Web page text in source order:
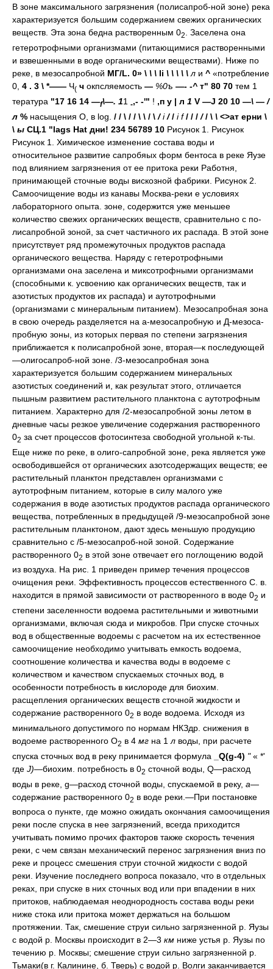
В зоне максимального загрязнения (полисапроб-ной зоне) река
характеризуется большим содержанием свежих органических
веществ. Эта зона бедна растворенным 02. Заселена она
гетеротрофными организмами (питающимися растворенными
и взвешенными в воде органическими веществами). Ниже по
реке, в мезосапробной МГ/L. 0» \ \ \ li \ \ \ \ \ л и ^ «потребление
0, 4 . 3 \ *—— Ч( ч окпсляемость — %0ъ —- -^ т" 80 70 тем 1
тература "17 16 14 —f\—. 11 -,- -'" ! ,п у | л 1 V —J 20 10 —\ — /
л % насыщения О, в log. / / \ / / \ \ / \ / i// i f / / / / / \ \ <>ат ерни \
\ ы СЦ.1 "lags Hat дни! 234 56789 10 Рисунок 1. Рисунок
Рисунок 1. Химическое изменение состава воды и
относительное развитие сапробяых форм бентоса в реке Яузе
под влиянием загрязнения от ее притока реки Работня,
принимающей сточные воды вискозной фабрики. Рисунок 2.
Самоочищение воды из канавы Москва-реки е условиях
лабораторного опыта. зоне, содержится уже меньшее
количество свежих органических веществ, сравнительно с по-
лисапробной зоной, за счет частичного их распада. В этой зоне
присутствует ряд промежуточных продуктов распада
органического вещества. Наряду с гетеротрофными
организмами она заселена и миксотрофными организмами
(способными к. усвоению как органических веществ, так и
азотистых продуктов их распада) и аутотрофными
(организмами с минеральным питанием). Мезосапробная зона
в свою очередь разделяется на а-мезосапробную и Д-мезоса-
пробную зоны, из которых первая по степени загрязнения
приближается к полисапробной зоне, вторая—к последующей
—олигосапроб-ной зоне. /3-мезосапробная зона
характеризуется большим содержанием минеральных
азотистых соединений и, как результат этого, отличается
пышным развитием растительного планктона с аутотрофным
питанием. Характерно для /2-мезосапробной зоны летом в
дневные часы резкое увеличение содержания растворенного
02 за счет процессов фотосинтеза свободной угольной к-ты.
Еще ниже по реке, в олиго-сапробной зоне, река является уже
освободившейся от органических азотсодержащих веществ; ее
растительный планктон представлен организмами с
аутотрофным питанием, которые в силу малого уже
содержания в воде азотистых продуктов распада органического
вещества, потребленных в предыдущей /9-мезосапробной зоне
растительным планктоном, дают здесь меньшую продукцию
сравнительно с /5-мезосапроб-ной зоной. Содержание
растворенного 02 в этой зоне отвечает его поглощению водой
из воздуха. На рис. 1 приведен пример течения процессов
очищения реки. Эффективность процессов естественного С. в.
находится в прямой зависимости от растворенного в воде 02 и
степени заселенности водоема растительными и животными
организмами, включая сюда и микробов. При спуске сточных
вод в общественные водоемы с расчетом на их естественное
самоочищение необходимо учитывать емкость водоема,
соотношение количества и качества воды в водоеме с
количеством и качеством спускаемых сточных вод, в
особенности потребность в кислороде для биохим.
расщепления органических веществ сточной жидкости и
содержание растворенного 02 в воде водоема. Исходя из
минимального допустимого по нормам НКЗдр. снижения в
водоеме растворенного О2 в 4 мг на 1 л воды, при расчете
спуска сточных вод в реку принимается формула
_Q(g-4) "« *'
где J)—биохим. потребность в 02 сточной воды, Q—расход
воды в реке, g—расход сточной воды, спускаемой в реку, а—
содержание растворенного 02 в воде реки.—При постановке
вопроса о пункте, где можно ожидать окончания самоочищения
реки после спуска в нее загрязнений, всегда приходится
учитывать помимо прочих факторов также скорость течения
реки, с чем связан механический перенос загрязнения вниз по
реке и процесс смешения струи сточной жидкости с водой
реки. Изучение последнего вопроса показало, что в отдельных
реках, при спуске в них сточных вод или при впадении в них
притоков, наблюдаемая неоднородность состава воды реки
ниже стока или притока может держаться на большом
протяжении. Так, смешение струи сильно загрязненной р. Яузы
с водой р. Москвы происходит в 2—3 км ниже устья р. Яузы по
течению р. Москвы; смешение струи сильно загрязненной р.
Тьмаки(в г. Калинине, б. Тверь) с водой р. Волги заканчивается